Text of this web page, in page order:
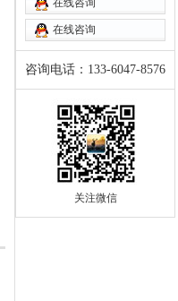
在线咨询
在线咨询
咨询电话：133-6047-8576
关注微信